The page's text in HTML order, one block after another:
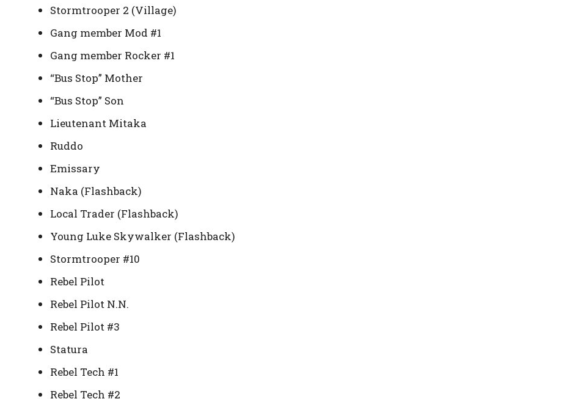
Stormtrooper 2 (Village)
Gang member Mod #1
Gang member Rocker #1
“Bus Stop” Mother
“Bus Stop” Son
Lieutenant Mitaka
Ruddo
Emissary
Naka (Flashback)
Local Trader (Flashback)
Young Luke Skywalker (Flashback)
Stormtrooper #10
Rebel Pilot
Rebel Pilot N.N.
Rebel Pilot #3
Statura
Rebel Tech #1
Rebel Tech #2